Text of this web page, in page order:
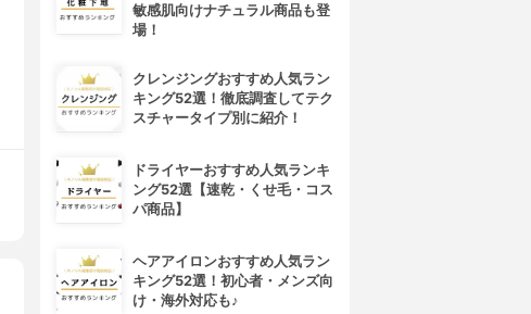
敏感肌向けナチュラル商品も登
場！
クレンジングおすすめ人気ラン
キング52選！徹底調査してテク
スチャータイプ別に紹介！
ドライヤーおすすめ人気ランキ
ング52選【速乾・くせ毛・コス
パ商品】
ヘアアイロンおすすめ人気ラン
キング52選！初心者・メンズ向
け・海外対応も♪